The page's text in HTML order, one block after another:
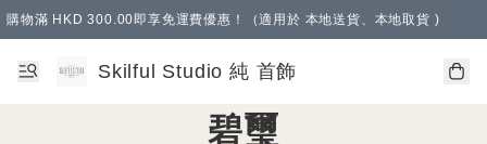
購物滿 HKD 300.00即享免運費優惠！（適用於 本地送貨、本地取貨 )
Skilful Studio 純 首飾
碧璽